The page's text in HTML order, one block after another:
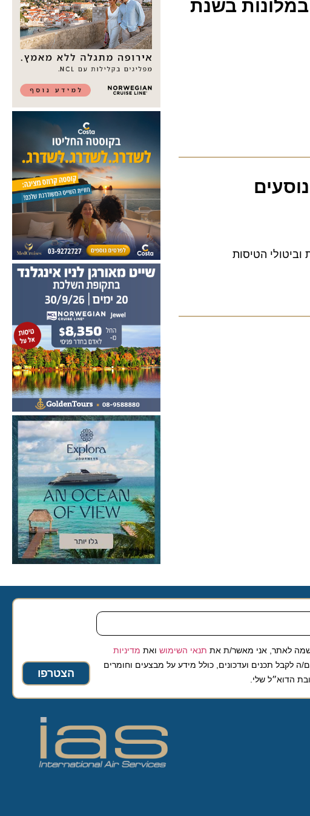
מיליון לינות במלונות בשנת
לאתר, אני מאשר/ת את תנאי השימושואת מדיניות
ה לקבל תכנים ועדכונים, כולל מידע על מבצעים וחומרים
הדוא״ל שלי.
הצטרפו